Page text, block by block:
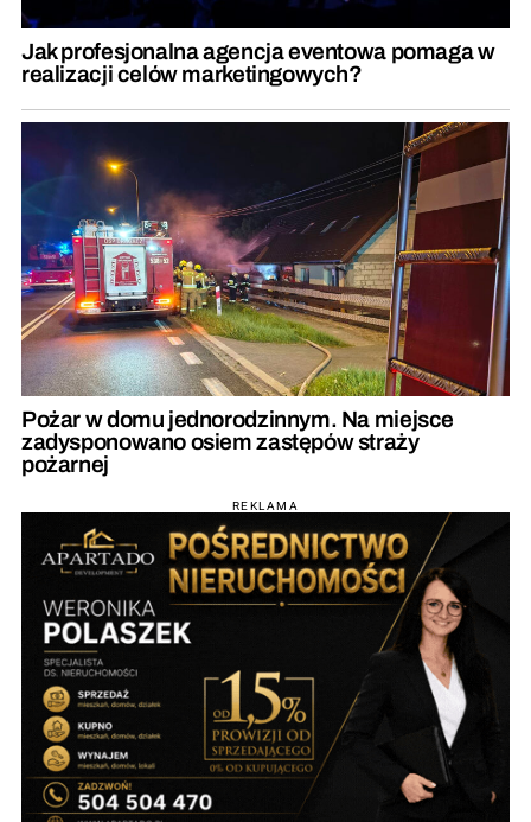
Jak profesjonalna agencja eventowa pomaga w
realizacji celów marketingowych?
Pożar w domu jednorodzinnym. Na miejsce
zadysponowano osiem zastępów straży
pożarnej
REKLAMA